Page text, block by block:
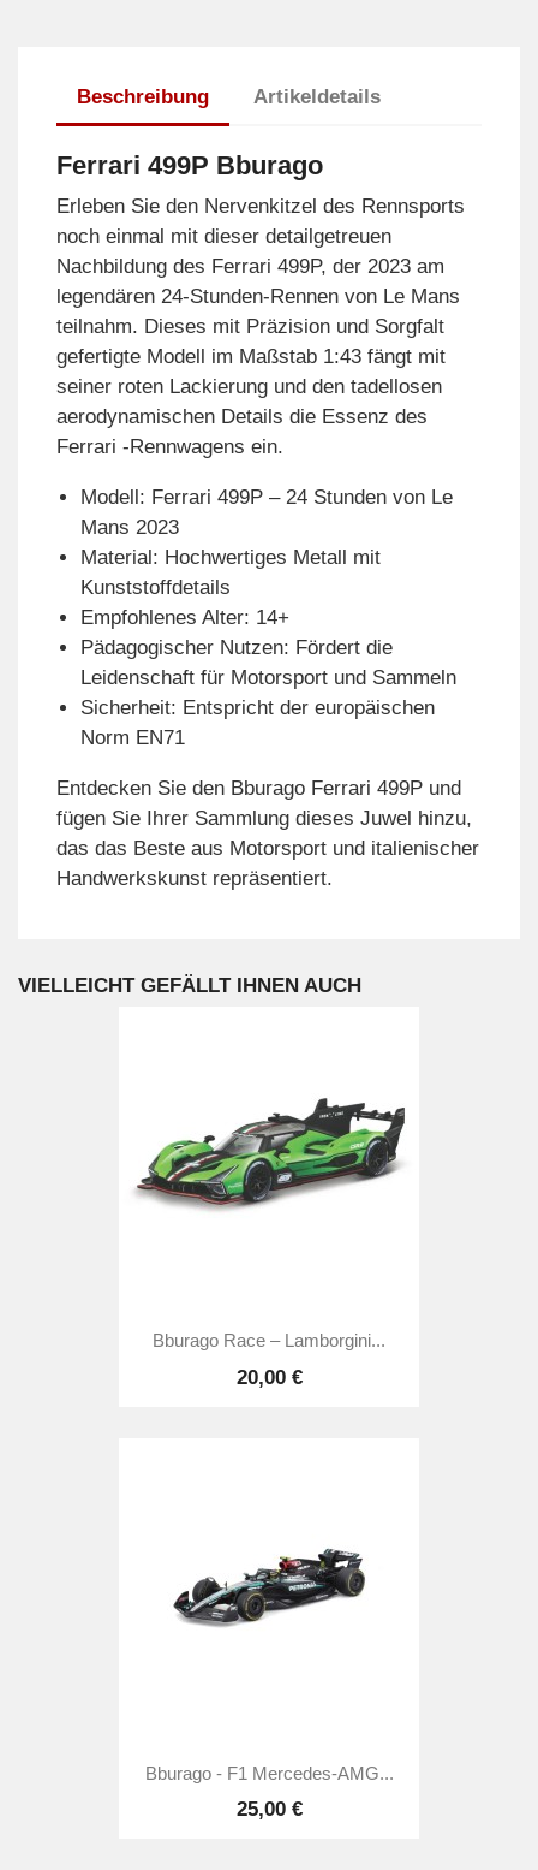
Beschreibung Artikeldetails
Ferrari 499P Bburago
Erleben Sie den Nervenkitzel des Rennsports
noch einmal mit dieser detailgetreuen
Nachbildung des Ferrari 499P, der 2023 am
legendären 24-Stunden-Rennen von Le Mans
teilnahm. Dieses mit Präzision und Sorgfalt
gefertigte Modell im Maßstab 1:43 fängt mit
seiner roten Lackierung und den tadellosen
aerodynamischen Details die Essenz des
Ferrari -Rennwagens ein.
Modell: Ferrari 499P – 24 Stunden von Le
Mans 2023
Material: Hochwertiges Metall mit
Kunststoffdetails
Empfohlenes Alter: 14+
Pädagogischer Nutzen: Fördert die
Leidenschaft für Motorsport und Sammeln
Sicherheit: Entspricht der europäischen
Norm EN71
Entdecken Sie den Bburago Ferrari 499P und
fügen Sie Ihrer Sammlung dieses Juwel hinzu,
das das Beste aus Motorsport und italienischer
Handwerkskunst repräsentiert.
VIELLEICHT GEFÄLLT IHNEN AUCH
Bburago Race – Lamborgini...
20,00 €
Bburago - F1 Mercedes-AMG...
25,00 €